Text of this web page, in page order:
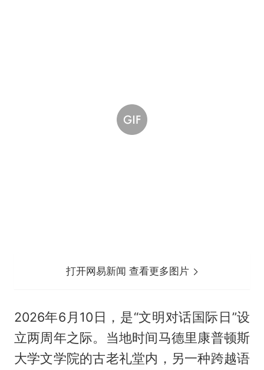
打开网易新闻 查看更多图片
2026年6月10日，是“文明对话国际日”设
立两周年之际。当地时间马德里康普顿斯
大学文学院的古老礼堂内，另一种跨越语